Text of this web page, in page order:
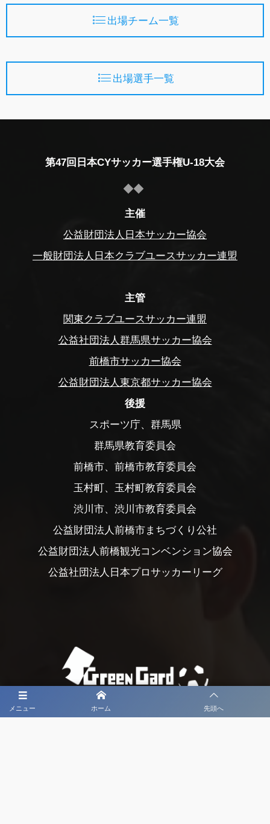
出場チーム一覧
出場選手一覧
メニュー ホーム 先頭へ
第47回日本CYサッカー選手権U-18大会
主催
公益財団法人日本サッカー協会
一般財団法人日本クラブユースサッカー連盟
主管
関東クラブユースサッカー連盟
公益社団法人群馬県サッカー協会
前橋市サッカー協会
公益財団法人東京都サッカー協会
後援
スポーツ庁、群馬県
群馬県教育委員会
前橋市、前橋市教育委員会
玉村町、玉村町教育委員会
渋川市、渋川市教育委員会
公益財団法人前橋市まちづくり公社
公益財団法人前橋観光コンベンション協会
公益社団法人日本プロサッカーリーグ